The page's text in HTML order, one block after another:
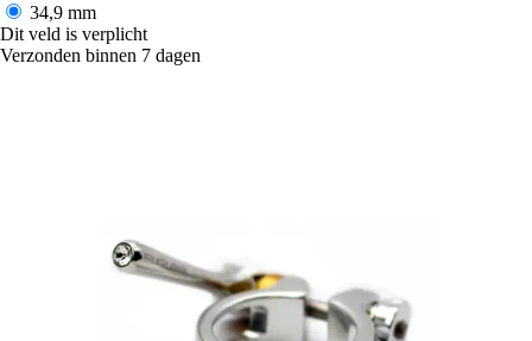
34,9 mm
Dit veld is verplicht
Verzonden binnen 7 dagen